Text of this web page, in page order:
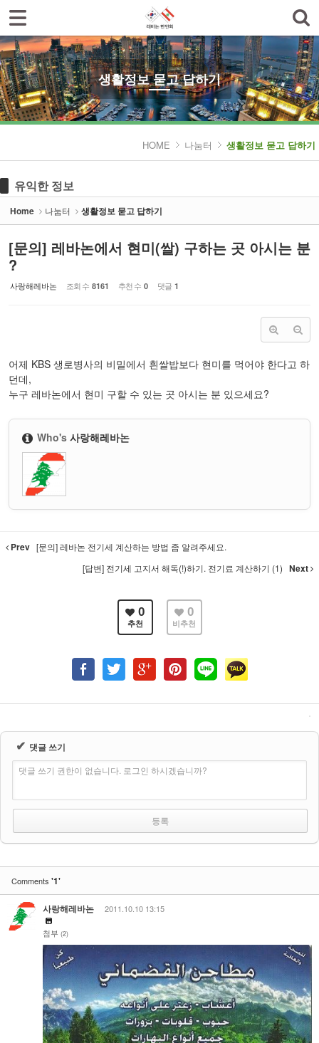
생활정보 묻고 답하기
HOME 나눔터 생활정보 묻고 답하기
유익한 정보
Home 나눔터 생활정보 묻고 답하기
[문의] 레바논에서 현미(쌀) 구하는 곳 아시는 분
?
사랑해레바논 조회 수 8161 추천 수 0 댓글 1
어제 KBS 생로병사의 비밀에서 흰쌀밥보다 현미를 먹어야 한다고 하
던데,
누구 레바논에서 현미 구할 수 있는 곳 아시는 분 있으세요?
Who's사랑해레바논
Prev [문의] 레바논 전기세 계산하는 방법 좀 알려주세요.
[답변] 전기세 고지서 해독(!)하기. 전기료 계산하기 (1) Next
0
추천
0
비추천
✔ 댓글 쓰기
댓글 쓰기 권한이 없습니다. 로그인 하시겠습니까?
Comments '1'
사랑해레바논 2011.10.10 13:15
첨부 (2)
로그인
한인회소개
공지사항
한글학교
- 생활정보 묻고 답하기
- 레바논여행 묻고 답하기
- 이야기마당
갤러리
Sketchbook5, 스케치북5
Sketchbook5, 스케치북5